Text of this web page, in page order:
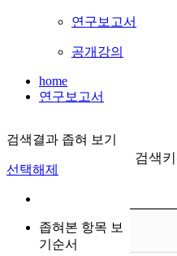
연구보고서
공개강의
home
연구보고서
검색결과 좁혀 보기
선택해제
좁혀본 항목 보
기순서
검색